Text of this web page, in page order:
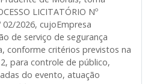
LICITATÓRIO Nº
02/2026, cujoEmpresa
de serviço de segurança
conforme critérios previstos na
para controle de público,
do evento, atuação